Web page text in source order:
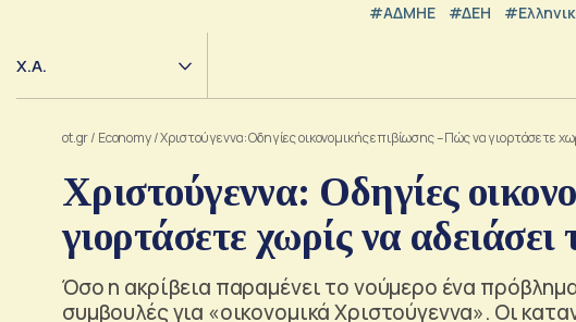
#ΑΔΜΗΕ #ΔΕΗ
Χ.Α.
ot.gr/ Economy/Xριστούγεννα: Οδηγίες οικονομικής επιβίωσης – Πώς να γιορτάσετε
Xριστούγεννα: Οδηγίες
γιορτάσετε χωρίς να αδειάσει
Όσο η ακρίβεια παραμένει το νούμερο ένα
συμβουλές για «οικονομικά Χριστούγεννα». Οι